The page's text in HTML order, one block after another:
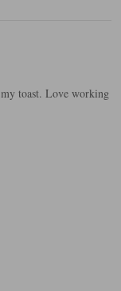
toast. Love working